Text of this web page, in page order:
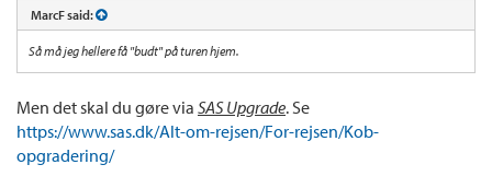
MarcF said:
Så må jeg hellere få "budt" på turen hjem.
Men det skal du gøre via SAS Upgrade. Se
https://www.sas.dk/Alt-om-rejsen/For-rejsen/Kob-
opgradering/